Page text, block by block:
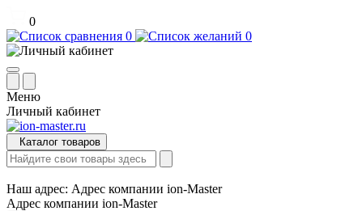
0
0
0
Меню
Личный кабинет
Каталог товаров
Наш адрес: Адрес компании ion-Master
Адрес компании ion-Master